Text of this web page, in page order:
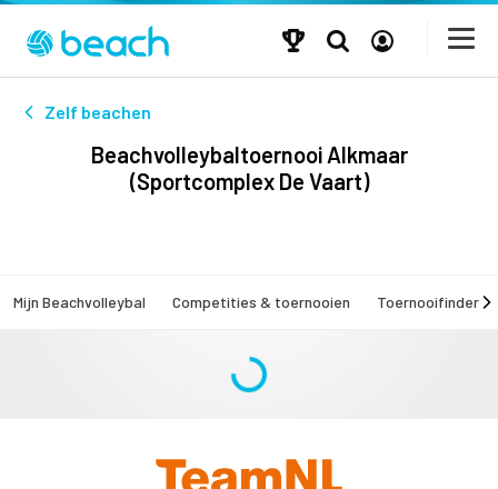
Zelf beachen
Beachvolleybaltoernooi Alkmaar
(Sportcomplex De Vaart)
Mijn Beachvolleybal Competities & toernooien Toernooifinder